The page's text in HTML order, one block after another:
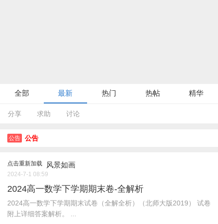
全部 最新 热门 热帖 精华
分享 求助 讨论
公告 公告
点击重新加载 风景如画
2024-7-1 08:59
2024高一数学下学期期末卷-全解析
2024高一数学下学期期末试卷（全解全析）（北师大版2019） 试卷
附上详细答案解析。 ...